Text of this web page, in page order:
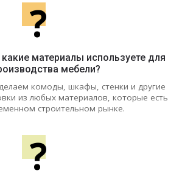
?
материалы используете для
мебели?
комоды, шкафы, стенки и другие
из любых материалов, которые есть
строительном рынке.
?